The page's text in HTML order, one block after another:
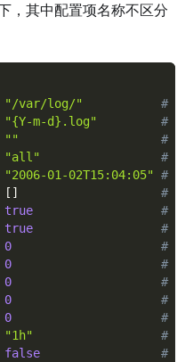
，其中配置项名称不区分
"/var/log/"
# 日
"{Y-m-d}.log"
# 日
""
# 日
"all"
# 日
"2006-01-02T15:04:05" # 自
[ ]
# 自
true
# 是
true
# 日
0
# 按
0
# 按
0
# 按
0
# 按
0
# 滚
"1h"
# 滚
false
# 关